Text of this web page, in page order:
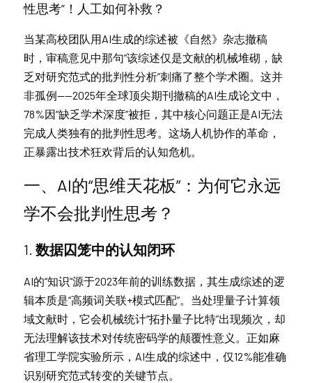
性思考”！人工如何补救？
当某高校团队用AI生成的综述被《自然》杂志撤稿
时，审稿意见中那句“该综述仅是文献的机械堆砌，缺
乏对研究范式的批判性分析”刺痛了整个学术圈。这并
非孤例——2025年全球顶尖期刊撤稿的AI生成论文中，
78%因“缺乏学术深度”被拒，其中核心问题正是AI无法
完成人类独有的批判性思考。这场人机协作的革命，
正暴露出技术狂欢背后的认知危机。
一、AI的“思维天花板”：为何它永远
学不会批判性思考？
1. 数据囚笼中的认知闭环
AI的“知识”源于2023年前的训练数据，其生成综述的逻
辑本质是“高频词关联+模式匹配”。当处理量子计算领
域文献时，它会机械统计“拓扑量子比特”出现频次，却
无法理解该技术对传统密码学的颠覆性意义。正如麻
省理工学院实验所示，AI生成的综述中，仅12%能准确
识别研究范式转变的关键节点。